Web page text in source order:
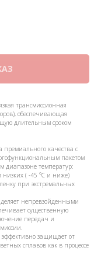
трансмиссионная
обеспечивающая
длительным сроком
премиального качества с
пакетом
диапазоне температур:
низких ( -45 °C и ниже)
при экстремальных
непревзойденными
существенную
передач и
защищает от
сплавов как в процессе